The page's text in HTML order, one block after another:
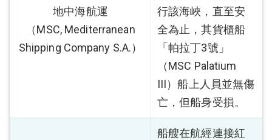
地中海航運
（MSC, Mediterranean
Shipping Company S.A.）
行該海峽，直至安
全為止，其貨櫃船
「帕拉丁3號」
（MSC Palatium
III）船上人員並無傷
亡，但船身受損。
船艘在航經連接紅